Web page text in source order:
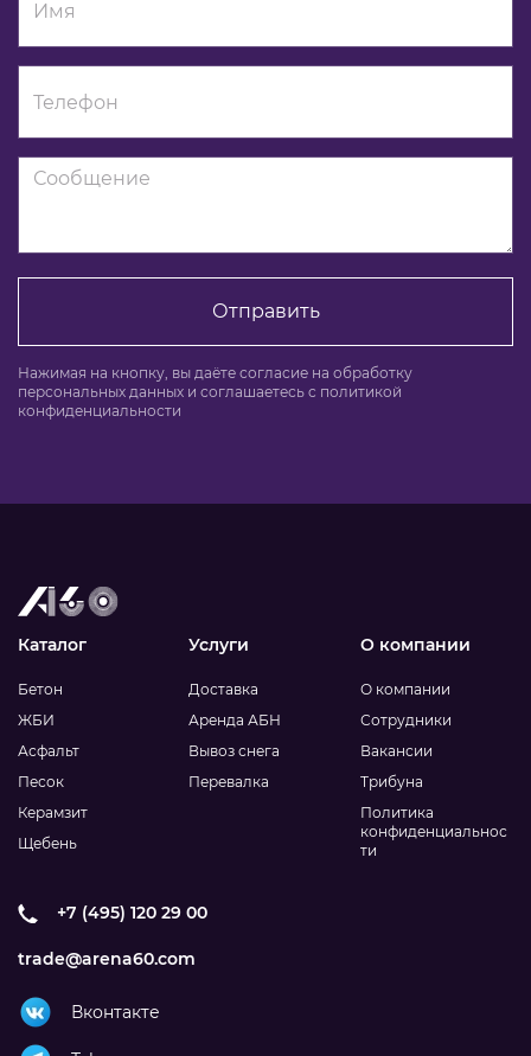
Отправить
Нажимая на кнопку, вы даёте согласие на обработку
персональных данных и соглашаетесь c политикой
конфиденциальности
Каталог
Бетон
ЖБИ
Асфальт
Песок
Керамзит
Щебень
Услуги
Доставка
Аренда АБН
Вывоз снега
Перевалка
О компании
О компании
Сотрудники
Вакансии
Трибуна
Политика
конфиденциальнос
ти
+7 (495) 120 29 00
trade@arena60.com
Вконтакте